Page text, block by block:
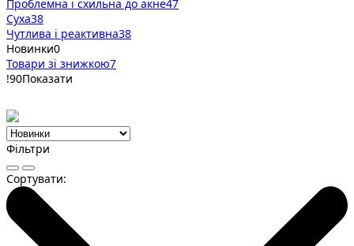
Проблемна і схильна до акне47
Суха38
Чутлива і реактивна38
Новинки0
Товари зі знижкою7
!90Показати
Фільтри
Сортувати: